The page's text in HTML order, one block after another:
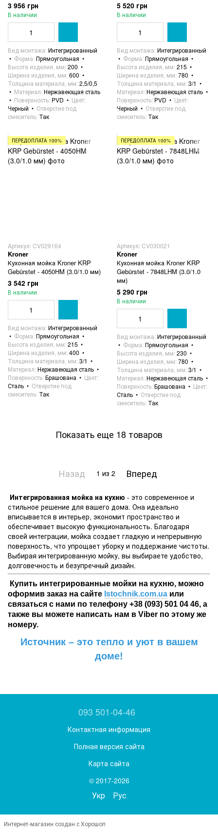
3 956 грн
В наличии
Вид монтажа Интегрированный
Форма Прямоугольная
Высота изделия, мм 200
Ширина изделия, мм 600
Толщина материала, мм 2,5/0,5
Материал Нержавеющая сталь
Поверхность PVD
Цвет
Черный
Отверстие под
смеситель Так
5 520 грн
В наличии
Вид монтажа Интегрированный
Форма Прямоугольная
Высота изделия, мм 215
Ширина изделия, мм 780
Толщина материала, мм 3/1
Материал Нержавеющая сталь
Поверхность PVD
Цвет
Черный
Отверстие под
смеситель Так
ПЕРЕДОПЛАТА 100%
Артикул: CV029164
Kroner
Кухонная мойка Kroner KRP
Gebürstet - 4050HM (3.0/1.0 мм)
3 542 грн
В наличии
Вид монтажа Интегрированный
Форма Прямоугольная
Высота изделия, мм 215
Ширина изделия, мм 400
Толщина материала, мм 3/1
Материал Нержавеющая сталь
Поверхность Брашована
Цвет
Сталь
Отверстие под
смеситель Так
ПЕРЕДОПЛАТА 100%
Артикул: CV030021
Kroner
Кухонная мойка Kroner KRP
Gebürstet - 7848LHM (3.0/1.0
мм)
5 290 грн
В наличии
Вид монтажа Интегрированный
Форма Прямоугольная
Высота изделия, мм 230
Ширина изделия, мм 780
Толщина материала, мм 3/1
Материал Нержавеющая сталь
Поверхность Брашована
Цвет
Сталь
Отверстие под
смеситель Так
Показать еще 18 товаров
Назад 1 из 2 Вперед
Интегрированная мойка на кухню - это современное и
стильное решение для вашего дома. Она идеально
вписывается в интерьер, экономит пространство и
обеспечивает высокую функциональность. Благодаря
своей интеграции, мойка создает гладкую и непрерывную
поверхность, что упрощает уборку и поддержание чистоты.
Выбирая интегрированную мойку, вы выбираете удобство,
долговечность и безупречный дизайн.
Купить интегрированные мойки на кухню, можно
оформив заказ на сайте stochnik.com.ua или
связаться с нами по телефону +38 (093) 501 04 46, а
также вы можете написать нам в Viber по этому же
номеру.
Источник – это тепло и уют в вашем
доме!
093 501-04-46
Контактная информация
Полная версия сайта
Карта сайта
© 2017-2026
Укр Рус
Интернет-магазин создан с Хорошоп